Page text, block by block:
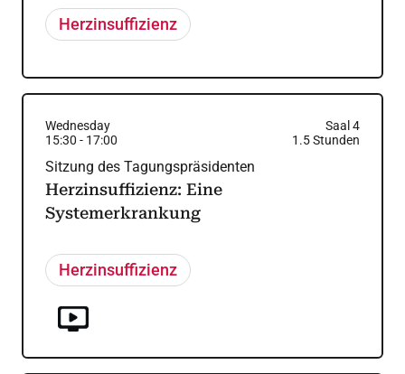
Herzinsuffizienz
Wednesday
Saal 4
15:30 - 17:00 1.5Stunden
Sitzung des Tagungspräsidenten
Herzinsuffizienz: Eine
Systemerkrankung
Herzinsuffizienz